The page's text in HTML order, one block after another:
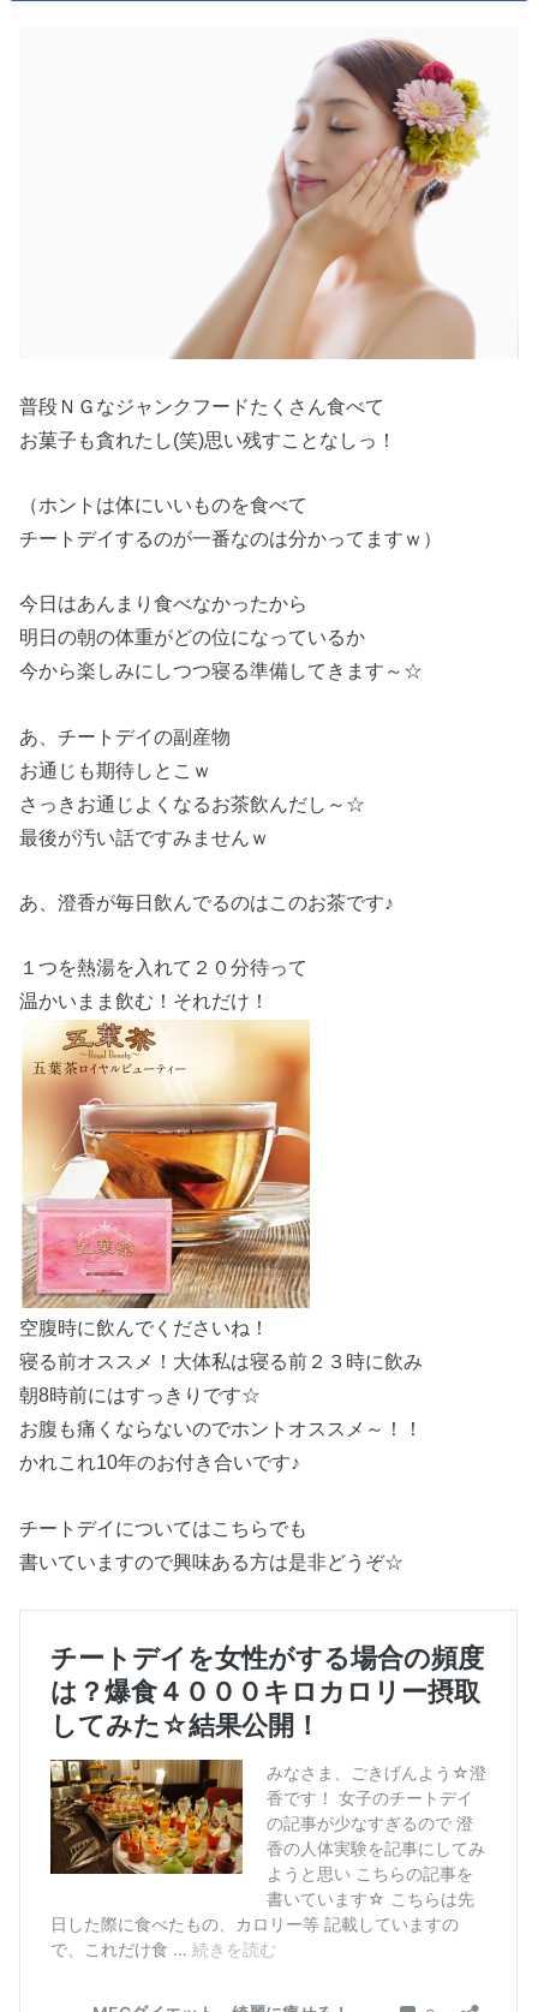
普段ＮＧなジャンクフードたくさん食べて
お菓子も貪れたし(笑)思い残すことなしっ！
（ホントは体にいいものを食べて
チートデイするのが一番なのは分かってますｗ）
今日はあんまり食べなかったから
明日の朝の体重がどの位になっているか
今から楽しみにしつつ寝る準備してきます～☆
あ、チートデイの副産物
お通じも期待しとこｗ
さっきお通じよくなるお茶飲んだし～☆
最後が汚い話ですみませんｗ
あ、澄香が毎日飲んでるのはこのお茶です♪
１つを熱湯を入れて２０分待って
温かいまま飲む！それだけ！
空腹時に飲んでくださいね！
寝る前オススメ！大体私は寝る前２３時に飲み
朝8時前にはすっきりです☆
お腹も痛くならないのでホントオススメ～！！
かれこれ10年のお付き合いです♪
チートデイについてはこちらでも
書いていますので興味ある方は是非どうぞ☆